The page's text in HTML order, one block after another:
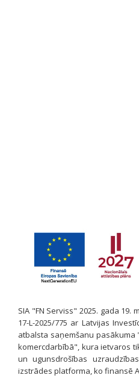
SIA "FN Serviss" 2025. gada 19.
17-L-2025/775 ar Latvijas
atbalsta saņemšanu pasākuma
komercdarbībā", kura ietvaros
un ugunsdrošības
izstrādes platforma, ko finansē